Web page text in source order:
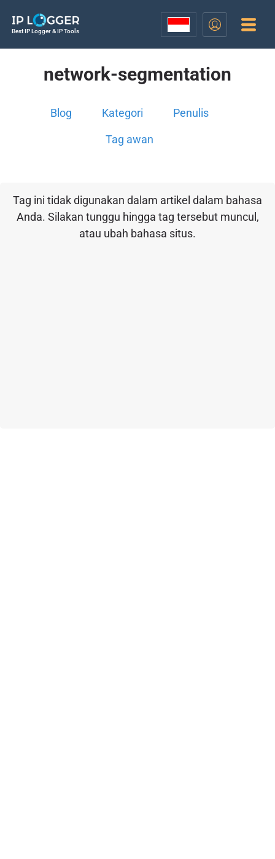
Best IP Logger & IP Tools
network-segmentation
Blog Kategori Penulis
Tag awan